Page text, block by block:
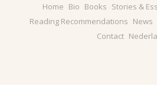
Home Bio Books Stories &
Reading Recommendations News
Contact